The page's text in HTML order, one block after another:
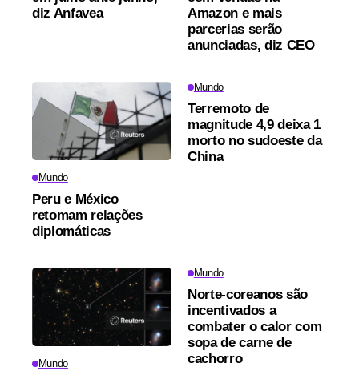
diz Anfavea
Amazon e mais
parcerias serão
anunciadas, diz CEO
Mundo
Peru e México
retomam relações
diplomáticas
Mundo
Terremoto de
magnitude 4,9 deixa 1
morto no sudoeste da
China
Mundo
Mundo
Norte-coreanos são
incentivados a
combater o calor com
sopa de carne de
cachorro